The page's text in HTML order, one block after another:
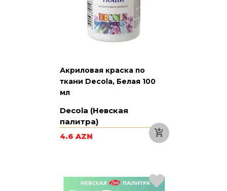
Акриловая краска по
ткани Decola, Белая 100
мл
Decola (Невская
палитра)
4.6 AZN